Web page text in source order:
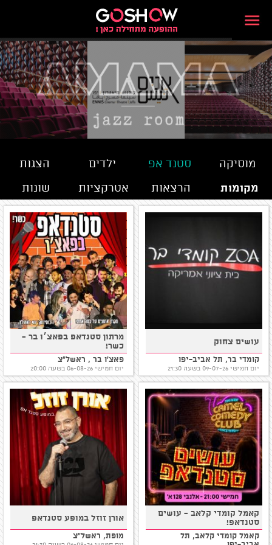
מוסיקה סטנד אפ ילדים
הצגות
הרצאות
אטרקציות שונות מקומות
עושים צחוק
קומדי בר, תל אביב-יפו
יום חמישי 09-07-26 בשעה 21:30
מרתון סטנדאפ בפאצ׳ו בר -
כשר!
פאצ'ו בר , ראשל"צ
יום חמישי 06-08-26 בשעה 20:00
קאמל קומדי קלאב - עושים
סטנדאפ!
קאמל קומדי קלאב, תל
אורן זוזל במופע סטנדאפ
מופת, ראשל"צ